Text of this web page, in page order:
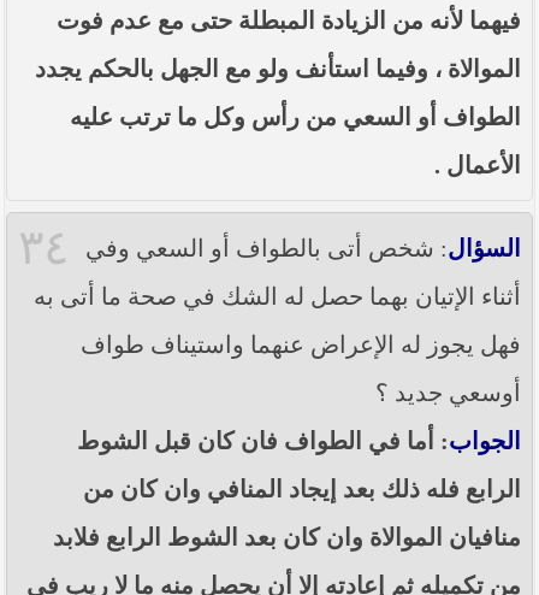
فيهما لأنه من الزيادة المبطلة حتى مع عدم فوت
الموالاة ، وفيما استأنف ولو مع الجهل بالحكم يجدد
الطواف أو السعي من رأس وكل ما ترتب عليه
الأعمال .
٣٤ السؤال: شخص أتى بالطواف أو السعي وفي
أثناء الإتيان بهما حصل له الشك في صحة ما أتى به
فهل يجوز له الإعراض عنهما واستيناف طواف
أوسعي جديد ؟
الجواب: أما في الطواف فان كان قبل الشوط
الرابع فله ذلك بعد إيجاد المنافي وان كان من
منافيان الموالاة وان كان بعد الشوط الرابع فلابد
من تكميله ثم إعادته إلا أن يحصل منه ما لا ريب في